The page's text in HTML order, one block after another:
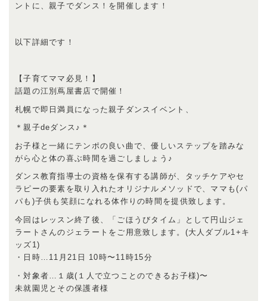
ントに、親子でダンス！を開催します！
以下詳細です！
【子育てママ必見！】
話題の江別蔦屋書店で開催！
札幌で即日満員になった親子ダンスイベント、
＊親子deダンス♪＊
お子様と一緒にテンポの良い曲で、優しいステップを踏みな
がら心と体の喜ぶ時間を過ごしましょう♪
ダンス教育指導士の資格を保有する講師が、タッチケアやセ
ラピーの要素を取り入れたオリジナルメソッドで、ママも(パ
パも)子供も笑顔になれる体作りの時間を提供致します。
今回はレッスン終了後、「ごほうびタイム」として円山ジェ
ラートさんのジェラートをご用意致します。(大人ダブル1+キ
ッズ1)
・日時…11月21日 10時〜11時15分
・対象者…１歳(１人で立つことのできるお子様)〜
未就園児とその保護者様